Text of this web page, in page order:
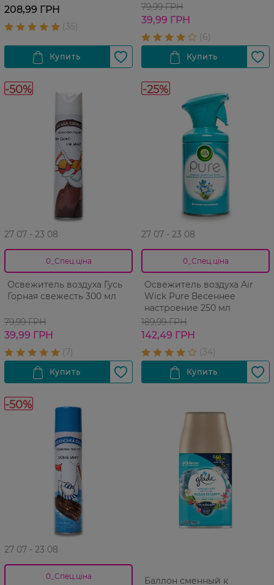
208,99 ГРН 79,99 ГРН
39,99 ГРН
-50%
27 07 - 23 08
0_Спец.ціна
Освежитель воздуха Гусь
Горная свежесть 300 мл
79,99 ГРН
39,99 ГРН
-25%
27 07 - 23 08
0_Спец.ціна
Освежитель воздуха Air
Wick Pure Весеннее
настроение 250 мл
189,99 ГРН
142,49 ГРН
-50%
27 07 - 23 08
0_Спец.ціна Баллон сменный к